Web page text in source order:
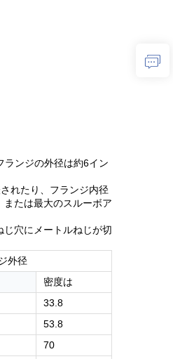
ランジの外径は約6イン
れたり、フランジ内径
たは最大のスルーボア
穴にメートルねじが切
外径
密度は
33.8
53.8
70